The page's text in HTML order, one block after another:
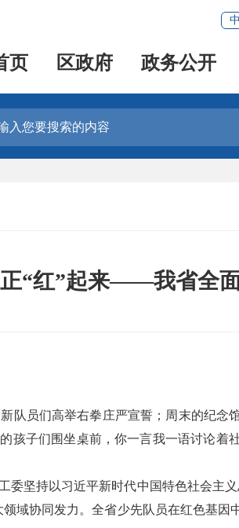
页 区政府 政务公开
“红”起来——我省全
队员们高举右拳庄严宣誓；周末的纪念
孩子们围坐桌前，你一言我一语讨论
委坚持以习近平新时代中国特色社会主
域协同发力。全省少先队员在红色基